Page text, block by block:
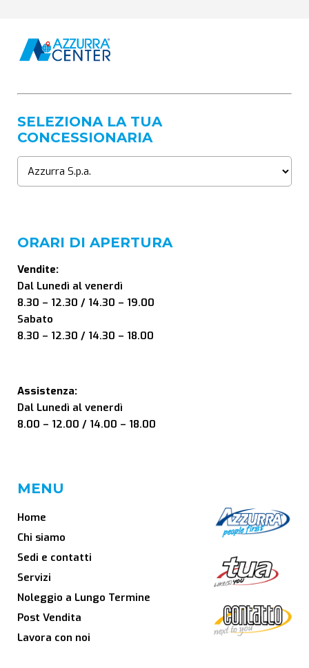
SELEZIONA LA TUA
CONCESSIONARIA
ORARI DI APERTURA
Vendite:
Dal Lunedì al venerdì
8.30 – 12.30 / 14.30 – 19.00
Sabato
8.30 – 12.30 / 14.30 – 18.00
Assistenza:
Dal Lunedì al venerdì
8.00 – 12.00 / 14.00 – 18.00
MENU
Home
Chi siamo
Sedi e contatti
Servizi
Noleggio a Lungo Termine
Post Vendita
Lavora con noi